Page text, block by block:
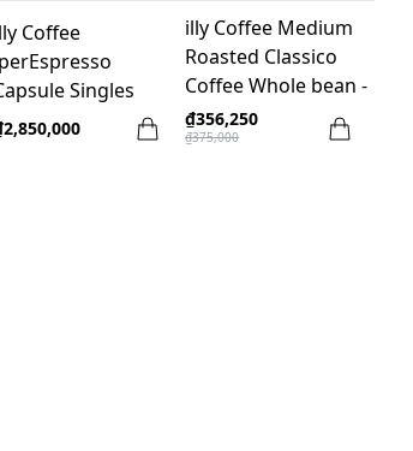
Coffee
Singles
Roast - 100
illy Coffee Medium
Roasted Classico
Coffee Whole bean -
250gr
₫356,250
₫375,000